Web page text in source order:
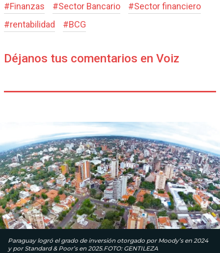
#Finanzas #Sector Bancario #Sector financiero
#rentabilidad #BCG
Déjanos tus comentarios en Voiz
Paraguay logró el grado de inversión otorgado por Moody’s en 2024
y por Standard & Poor’s en 2025.FOTO: GENTILEZA